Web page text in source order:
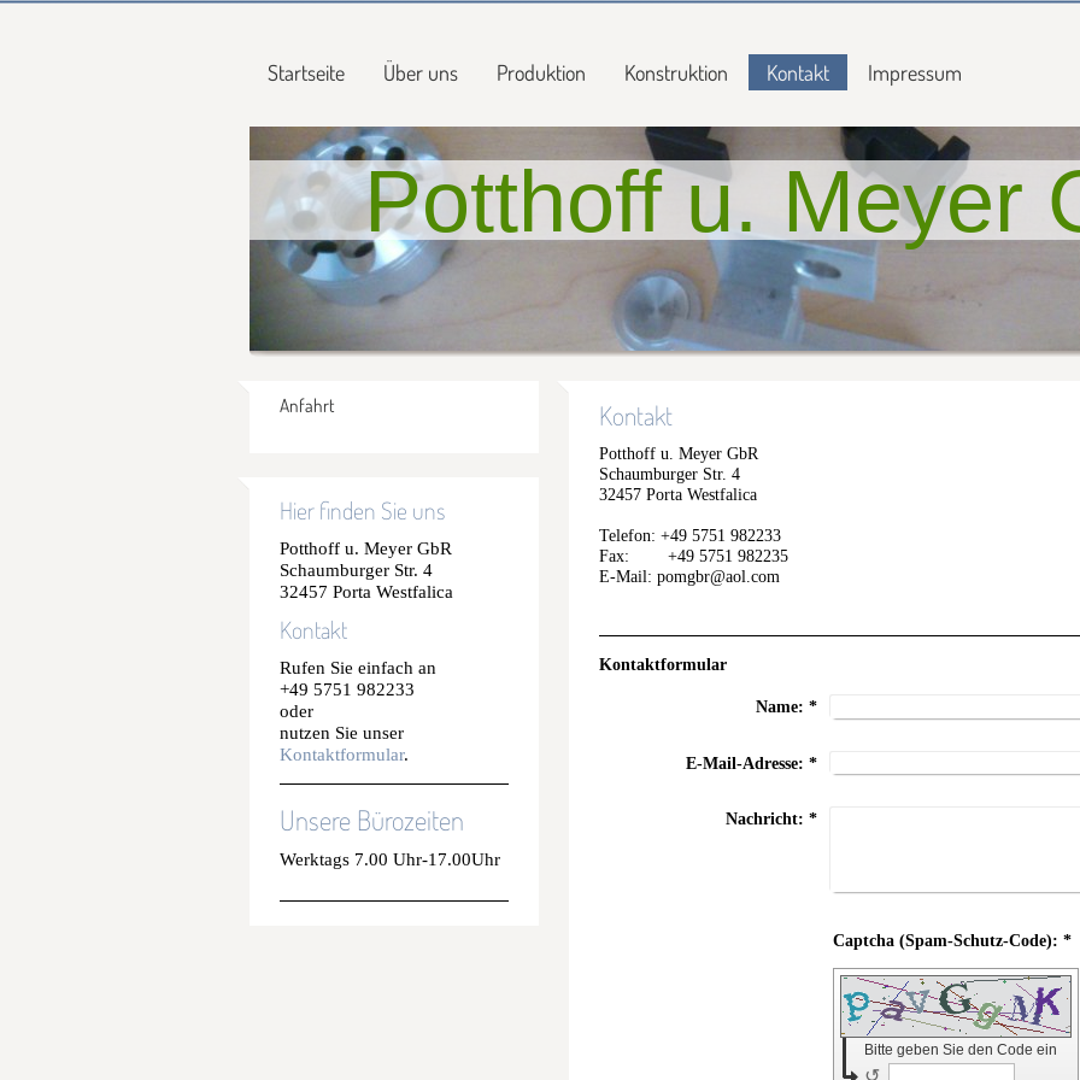
Startseite Über uns Produktion Konstruktion Kontakt Impressum
Potthoff u. Meyer
Anfahrt
Hier finden Sie uns
Potthoff u. Meyer GbR
Schaumburger Str. 4
32457 Porta Westfalica
Kontakt
Rufen Sie einfach an
+49 5751 982233
oder
nutzen Sie unser
Kontaktformular.
Unsere Bürozeiten
Werktags 7.00 Uhr-17.00Uhr
Kontakt
Potthoff u. Meyer GbR
Schaumburger Str. 4
32457 Porta Westfalica
Telefon: +49 5751 982233
Fax: +49 5751 982235
E-Mail: pomgbr@aol.com
Kontaktformular
Name: *
E-Mail-Adresse: *
Nachricht: *
Captcha (Spam-Schutz-Code): *
Bitte geben Sie den Code ein